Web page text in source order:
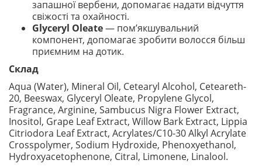
запашної вербени, допомагає надати відчуття
свіжості та охайності.
Glyceryl Oleate— пом’якшувальний
компонент, допомагає зробити волосся більш
приємним на дотик.
Склад
Aqua (Water), Mineral Oil, Cetearyl Alcohol, Ceteareth-
20, Beeswax, Glyceryl Oleate, Propylene Glycol,
Fragrance, Arginine, Sambucus Nigra Flower Extract,
Inositol, Grape Leaf Extract, Willow Bark Extract, Lippia
Citriodora Leaf Extract, Acrylates/C10-30 Alkyl Acrylate
Crosspolymer, Sodium Hydroxide, Phenoxyethanol,
Hydroxyacetophenone, Citral, Limonene, Linalool.